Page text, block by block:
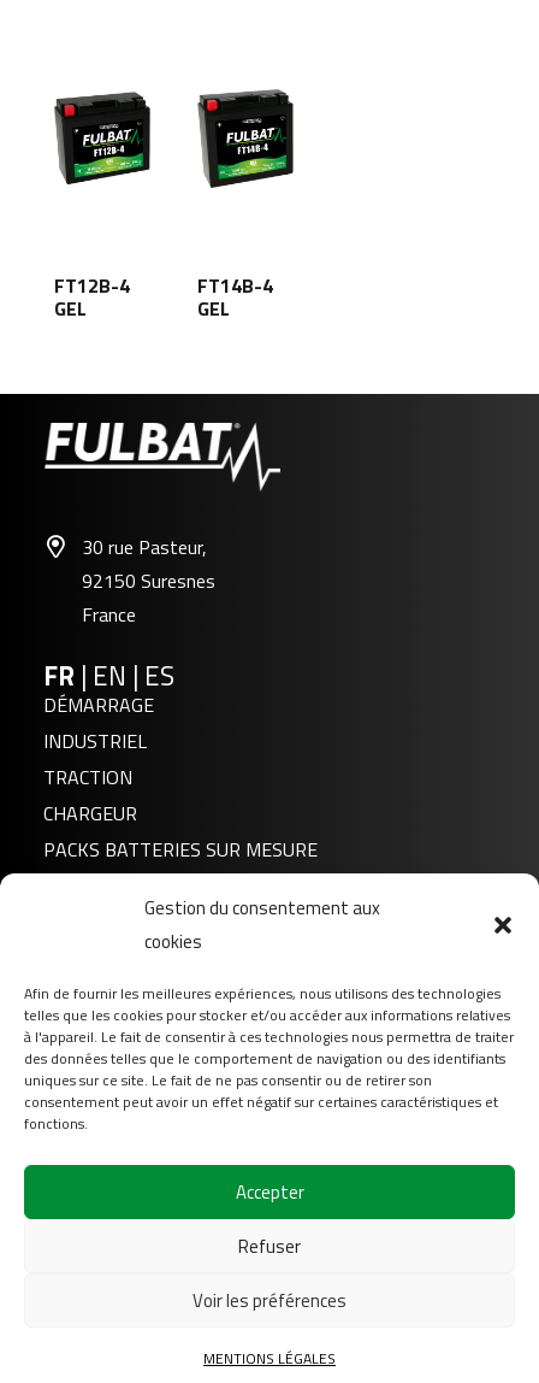
Gestion du consentement aux
cookies
Afin de fournir les meilleures expériences, nous utilisons des technologies
telles que les cookies pour stocker et/ou accéder aux informations relatives
à l'appareil. Le fait de consentir à ces technologies nous permettra de traiter
des données telles que le comportement de navigation ou des identifiants
uniques sur ce site. Le fait de ne pas consentir ou de retirer son
consentement peut avoir un effet négatif sur certaines caractéristiques et
fonctions.
Accepter
Refuser
Voir les préférences
MENTIONS LÉGALES
FT12B-4
GEL
FT14B-4
GEL
30 rue Pasteur,
92150 Suresnes
France
FR | EN | ES
DÉMARRAGE
INDUSTRIEL
TRACTION
CHARGEUR
PACKS BATTERIES SUR MESURE
A propos de nous
FAQ
Téléchargement
Login
Contact
Suivez-nous sur
légales